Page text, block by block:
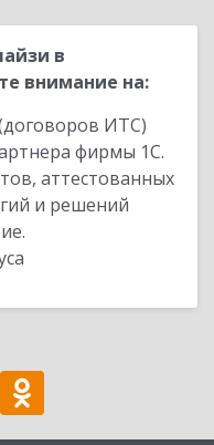
в
внимание на:
ИТС)
фирмы 1С.
аттестованных
и решений